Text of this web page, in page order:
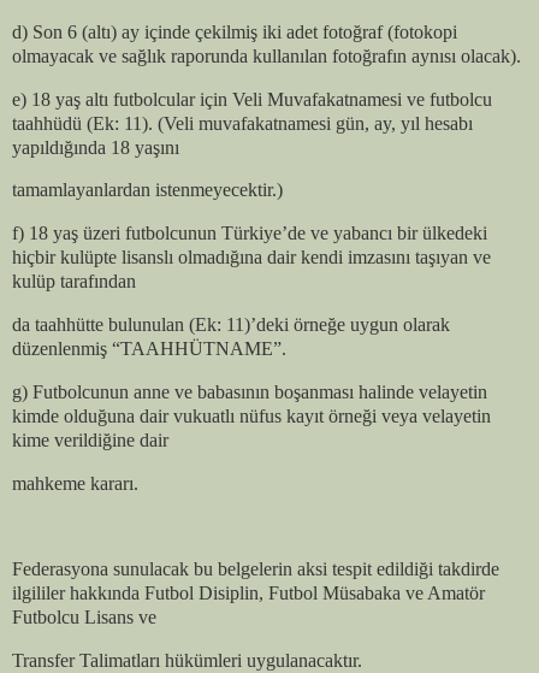
d) Son 6 (altı) ay içinde çekilmiş iki adet fotoğraf (fotokopi
olmayacak ve sağlık raporunda kullanılan fotoğrafın aynısı olacak).
e) 18 yaş altı futbolcular için Veli Muvafakatnamesi ve futbolcu
taahhüdü (Ek: 11). (Veli muvafakatnamesi gün, ay, yıl hesabı
yapıldığında 18 yaşını
tamamlayanlardan istenmeyecektir.)
f) 18 yaş üzeri futbolcunun Türkiye’de ve yabancı bir ülkedeki
hiçbir kulüpte lisanslı olmadığına dair kendi imzasını taşıyan ve
kulüp tarafından
da taahhütte bulunulan (Ek: 11)’deki örneğe uygun olarak
düzenlenmiş “TAAHHÜTNAME”.
g) Futbolcunun anne ve babasının boşanması halinde velayetin
kimde olduğuna dair vukuatlı nüfus kayıt örneği veya velayetin
kime verildiğine dair
mahkeme kararı.
Federasyona sunulacak bu belgelerin aksi tespit edildiği takdirde
ilgililer hakkında Futbol Disiplin, Futbol Müsabaka ve Amatör
Futbolcu Lisans ve
Transfer Talimatları hükümleri uygulanacaktır.